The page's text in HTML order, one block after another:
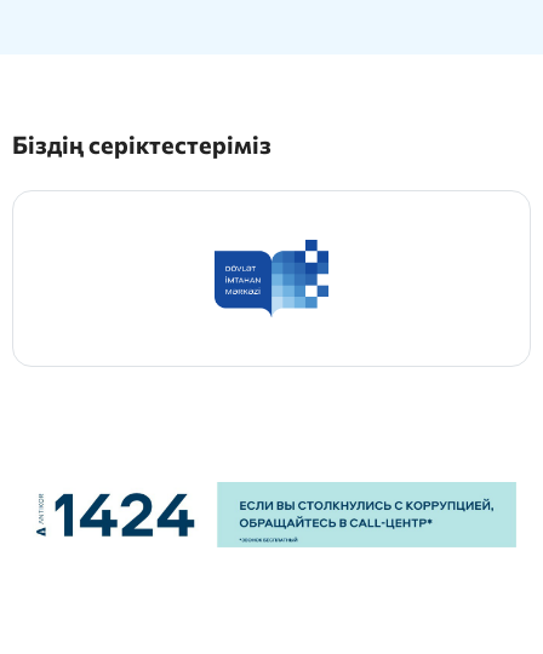
Біздің серіктестеріміз